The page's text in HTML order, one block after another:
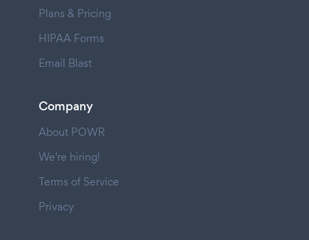
Plans & Pricing
HIPAA Forms
Email Blast
Company
About POWR
We're hiring!
Terms of Service
Privacy